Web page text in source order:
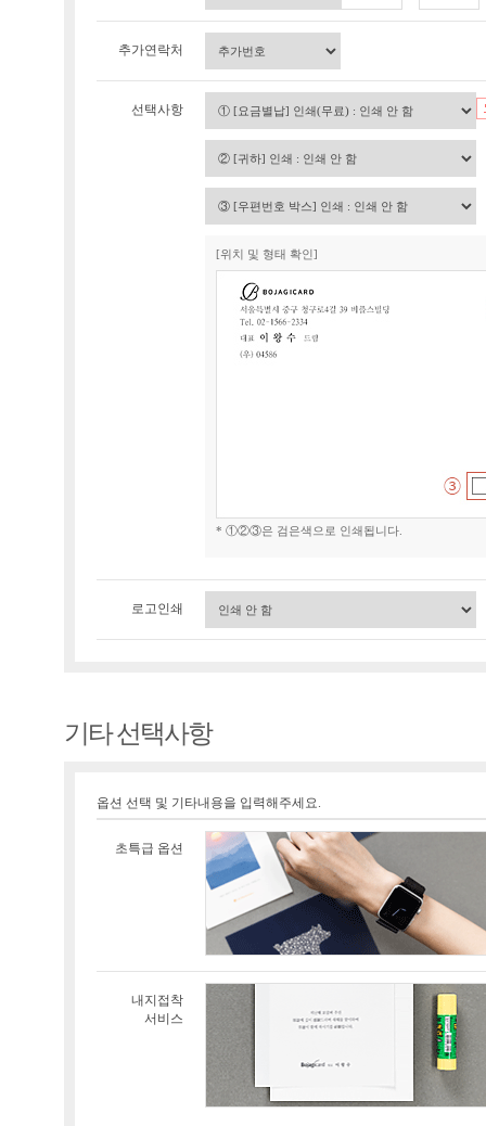
추가연락처
선택사항
[위치 및 형태 확인]
* ①②③은 검은색으로 인쇄됩니다.
로고인쇄
기타 선택사항
옵션 선택 및 기타내용을 입력해주세요.
초특급 옵션
내지접착
서비스